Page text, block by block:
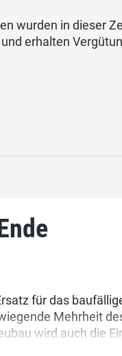
wurden in dieser
erhalten
für das
Mehrheit
wird auch die